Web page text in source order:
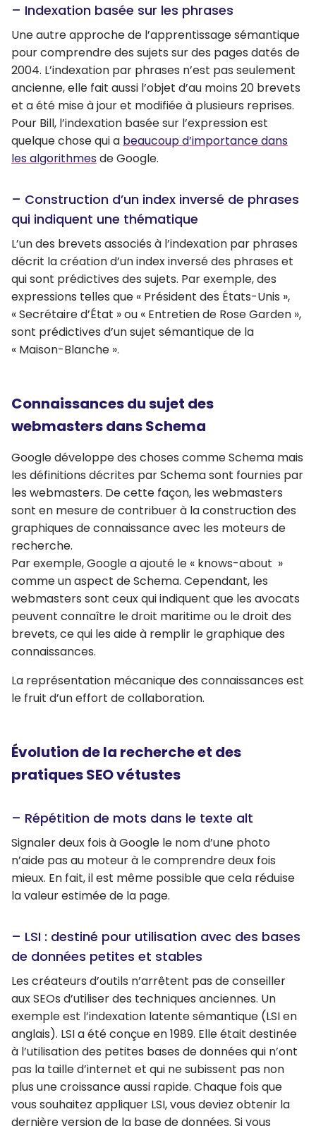
– Indexation basée sur les phrases
Une autre approche de l’apprentissage sémantique
pour comprendre des sujets sur des pages datés de
2004. L’indexation par phrases n’est pas seulement
ancienne, elle fait aussi l’objet d’au moins 20 brevets
et a été mise à jour et modifiée à plusieurs reprises.
Pour Bill, l’indexation basée sur l’expression est
quelque chose qui a beaucoup d’importance dans
les algorithmesde Google.
– Construction d’un index inversé de phrases
qui indiquent une thématique
L’un des brevets associés à l’indexation par phrases
décrit la création d’un index inversé des phrases et
qui sont prédictives des sujets. Par exemple, des
expressions telles que « Président des États-Unis »,
« Secrétaire d’État » ou « Entretien de Rose Garden »,
sont prédictives d’un sujet sémantique de la
« Maison-Blanche ».
Connaissances du sujet des
webmasters dans Schema
Google développe des choses comme Schema mais
les définitions décrites par Schema sont fournies par
les webmasters. De cette façon, les webmasters
sont en mesure de contribuer à la construction des
graphiques de connaissance avec les moteurs de
recherche.
Par exemple, Google a ajouté le « knows-about »
comme un aspect de Schema. Cependant, les
webmasters sont ceux qui indiquent que les avocats
peuvent connaître le droit maritime ou le droit des
brevets, ce qui les aide à remplir le graphique des
connaissances.
La représentation mécanique des connaissances est
le fruit d’un effort de collaboration.
Évolution de la recherche et des
pratiques SEO vétustes
– Répétition de mots dans le texte alt
Signaler deux fois à Google le nom d’une photo
n’aide pas au moteur à le comprendre deux fois
mieux. En fait, il est même possible que cela réduise
la valeur estimée de la page.
– LSI : destiné pour utilisation avec des bases
de données petites et stables
Les créateurs d’outils n’arrêtent pas de conseiller
aux SEOs d’utiliser des techniques anciennes. Un
exemple est l’indexation latente sémantique (LSI en
anglais). LSI a été conçue en 1989. Elle était destinée
à l’utilisation des petites bases de données qui n’ont
pas la taille d’internet et qui ne subissent pas non
plus une croissance aussi rapide. Chaque fois que
vous souhaitez appliquer LSI, vous deviez obtenir la
dernière version de la base de données. Si vous